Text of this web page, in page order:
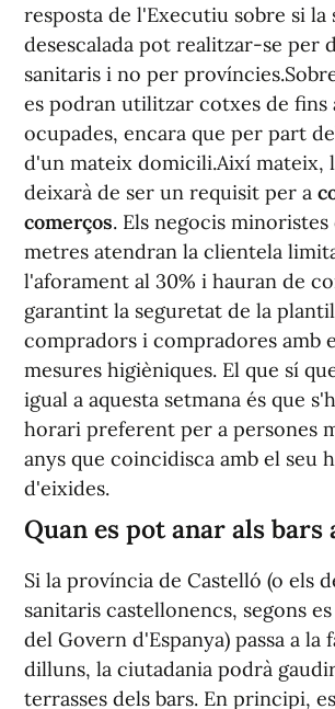
resposta de l'Executiu sobre si la
desescalada pot realitzar-se per
sanitaris i no per
es podran utilitzar cotxes de fins
ocupades, encara que per part
d'un mateix domicili.Així mateix,
deixarà de ser un requisit per a
comerços. Els negocis
metres atendran la clientela
l'aforament al 30% i hauran de
garantint la seguretat de la
compradors i compradores amb
mesures higièniques. El que sí
igual a aquesta setmana és que
horari preferent per a persones
anys que coincidisca amb el seu
d'eixides.
Quan es pot anar als bars
Si la província de Castelló (o els
sanitaris castellonencs, segons
del Govern d'Espanya) passa a la
dilluns, la ciutadania podrà
terrasses dels bars. En principi,